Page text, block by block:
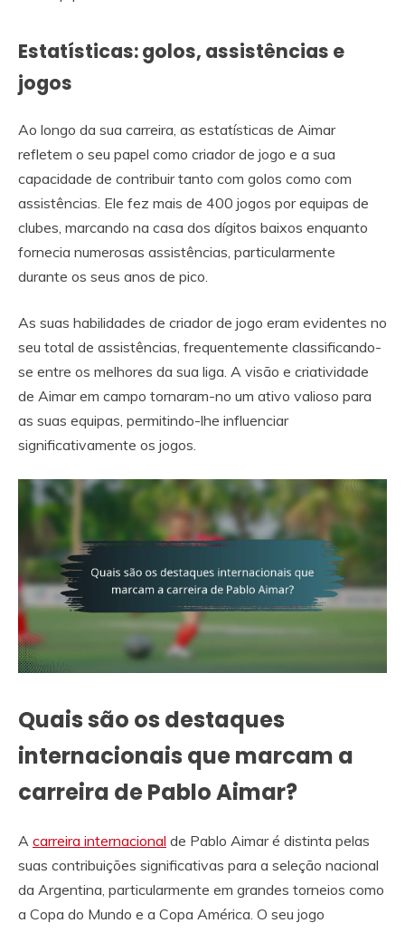
Estatísticas: golos, assistências e
jogos
Ao longo da sua carreira, as estatísticas de Aimar
refletem o seu papel como criador de jogo e a sua
capacidade de contribuir tanto com golos como com
assistências. Ele fez mais de 400 jogos por equipas de
clubes, marcando na casa dos dígitos baixos enquanto
fornecia numerosas assistências, particularmente
durante os seus anos de pico.
As suas habilidades de criador de jogo eram evidentes no
seu total de assistências, frequentemente classificando-
se entre os melhores da sua liga. A visão e criatividade
de Aimar em campo tornaram-no um ativo valioso para
as suas equipas, permitindo-lhe influenciar
significativamente os jogos.
Quais são os destaques
internacionais que marcam a
carreira de Pablo Aimar?
A carreira internacional de Pablo Aimar é distinta pelas
suas contribuições significativas para a seleção nacional
da Argentina, particularmente em grandes torneios como
a Copa do Mundo e a Copa América. O seu jogo